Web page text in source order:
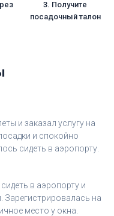
3. Получите
посадочный талон
и заказал услугу на
и спокойно
сидеть в аэропорту.
в аэропорту и
Зарегистрировалась на
место у окна.